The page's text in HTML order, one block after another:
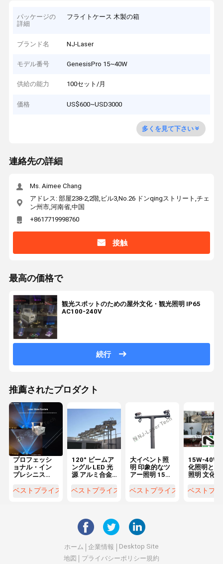
パッケージの
詳細
フライトケース 木製の箱
ブランド名 NJ-Laser
モデル番号 GenesisPro 15~40W
供給の能力 100セット/月
価格 US$600~USD3000
多くを見て下さい
連絡先の詳細
Ms. Aimee Chang
アドレス: 部屋238-2,2階,ビル3,No.26 ドンqingストリート,チェ
ン州市,河南省,中国
+8617719998760
接触
最高の価格で
観光スポットのための屋外文化・観光照明 IP65
AC100-240V
続行
推薦されたプロダクト
プロフェッシ
ョナル・イン
プレシニス
ライト 0-
ベストプライス
120° ビームア
ングル LED 光
源 アルミ合金
明
ベストプライス
大イベント照
明 印象的なツ
アー照明 15W-
金
ベストプライス
15W-40W
化照明と旅
照明 文化
ベストプ
ホーム 企業情報
Desktop Site
地図
プライバシーポリシー規約